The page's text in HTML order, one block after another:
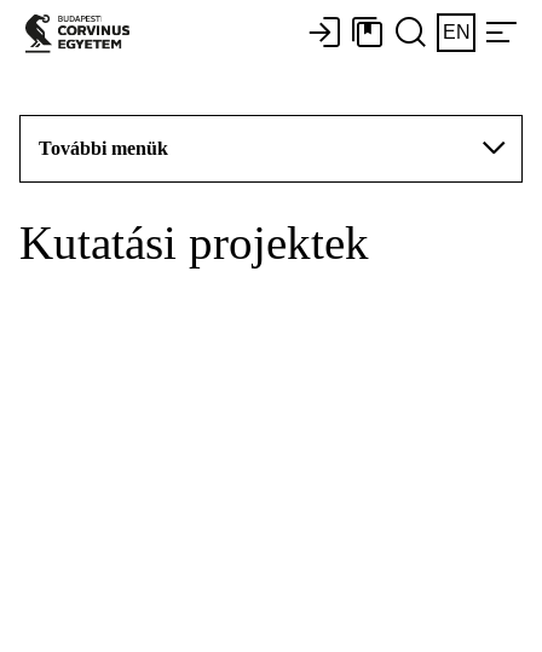
EN
További menük
Kutatási projektek